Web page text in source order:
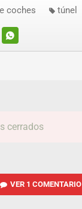
WHATSAPP
coches túnel
cerrados
VER 1 COMENTARIO